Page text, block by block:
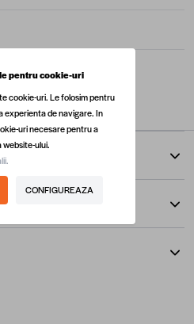
SICAP
pentru cookie-uri
cookie-uri. Le folosim pentru
experienta de navigare. In
uri necesare pentru a
ului.
CONFIGUREAZA